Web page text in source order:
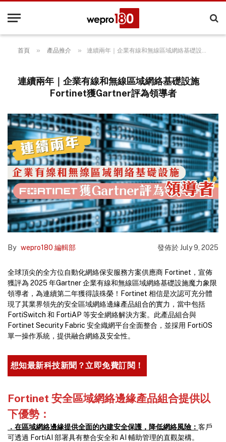
首頁 » 產品推介 » 連續兩年｜企業有線和無線區域網絡基礎設施 Fortinet獲Gartner評為領導者
連續兩年｜企業有線和無線區域網絡基礎設施
Fortinet獲Gartner評為領導者
By wepro180 編輯部 發佈於July 9, 2025
全球頂尖的全方位自動化網絡保安服務方案供應商 Fortinet，宣佈
獲評為 2025 年Gartner 企業有線和無線區域網絡基礎設施魔力象限
領導者，為連續第二年獲得該殊榮！Fortinet 相信是次認可充分體
現了其業界領先的安全區域網絡邊緣產品組合的實力，當中包括
FortiSwitch 和 FortiAP 等安全網絡解決方案。此產品組合與
Fortinet Security Fabric 安全織網平台全面整合，並採用 FortiOS
單一操作系統，提供融合網絡及安全性。
想知最新科技新聞？立即免費訂閱！
Fortinet 安全區域網絡邊緣產品組合提供以
下優勢：
．在區域網絡邊緣提供全面的內建安全保護，降低網絡風險： 客戶
可透過 FortiAI 部署具有整合安全和 AI 輔助管理的直觀架構。